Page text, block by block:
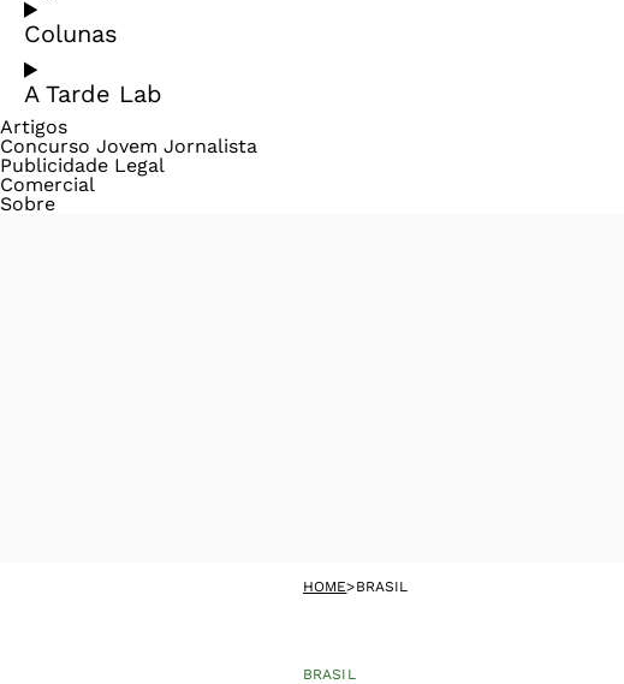
Colunas
A Tarde Lab
Artigos
Concurso Jovem Jornalista
Publicidade Legal
Comercial
Sobre
HOME>BRASIL
BRASIL